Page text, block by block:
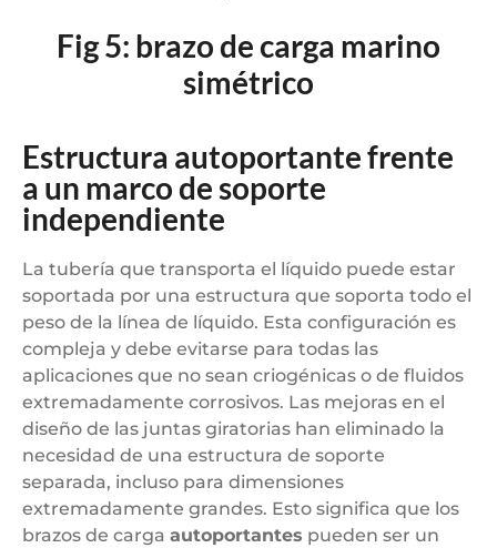
Fig 5: brazo de carga marino
simétrico
Estructura autoportante frente
a un marco de soporte
independiente
La tubería que transporta el líquido puede estar
soportada por una estructura que soporta todo el
peso de la línea de líquido. Esta configuración es
compleja y debe evitarse para todas las
aplicaciones que no sean criogénicas o de fluidos
extremadamente corrosivos. Las mejoras en el
diseño de las juntas giratorias han eliminado la
necesidad de una estructura de soporte
separada, incluso para dimensiones
extremadamente grandes. Esto significa que los
brazos de carga autoportantes pueden ser un